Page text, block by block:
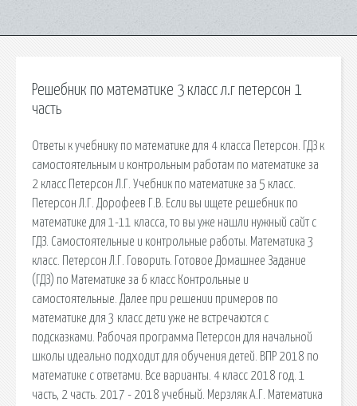
Решебник по математике 3 класс л.г петерсон 1
часть
Ответы к учебнику по математике для 4 класса Петерсон. ГДЗ к
самостоятельным и контрольным работам по математике за
2 класс Петерсон Л.Г. Учебник по математике за 5 класс.
Петерсон Л.Г. Дорофеев Г.В. Если вы ищете решебник по
математике для 1-11 класса, то вы уже нашли нужный сайт с
ГДЗ. Самостоятельные и контрольные работы. Математика 3
класс. Петерсон Л.Г. Говорить. Готовое Домашнее Задание
(ГДЗ) по Математике за 6 класс Контрольные и
самостоятельные. Далее при решении примеров по
математике для 3 класс дети уже не встречаются с
подсказками. Рабочая программа Петерсон для начальной
школы идеально подходит для обучения детей. ВПР 2018 по
математике с ответами. Все варианты. 4 класс 2018 год. 1
часть, 2 часть. 2017 - 2018 учебный. Мерзляк А.Г. Математика